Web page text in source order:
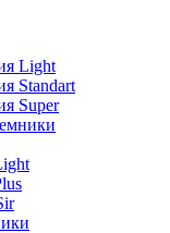
Light
Standart
Super